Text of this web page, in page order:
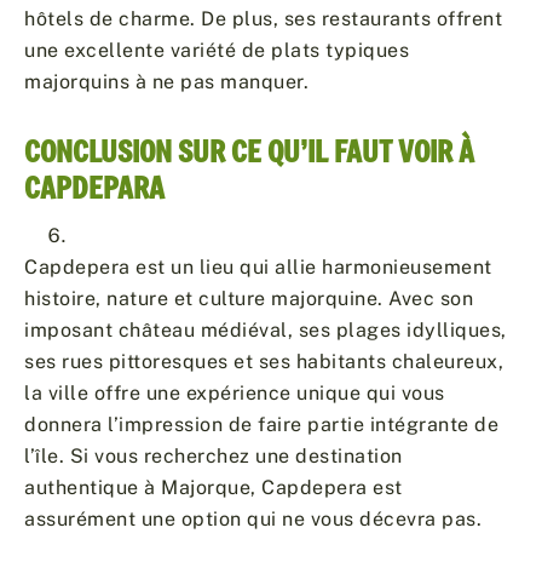
hôtels de charme. De plus, ses restaurants offrent
une excellente variété de plats typiques
majorquins à ne pas manquer.
CONCLUSION SUR CE QU’IL FAUT VOIR À
CAPDEPARA
Capdepera est un lieu qui allie harmonieusement
histoire, nature et culture majorquine. Avec son
imposant château médiéval, ses plages idylliques,
ses rues pittoresques et ses habitants chaleureux,
la ville offre une expérience unique qui vous
donnera l’impression de faire partie intégrante de
l’île. Si vous recherchez une destination
authentique à Majorque, Capdepera est
assurément une option qui ne vous décevra pas.